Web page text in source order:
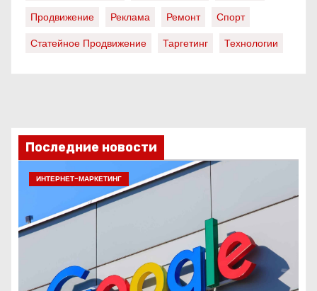
Продвижение
Реклама Ремонт
Спорт
Статейное Продвижение
Таргетинг Технологии
Последние новости
ИНТЕРНЕТ-МАРКЕТИНГ